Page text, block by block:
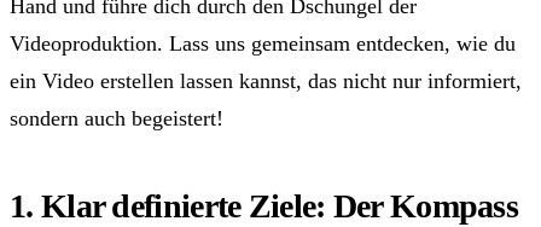
Hand und führe dich durch den Dschungel der
Videoproduktion. Lass uns gemeinsam entdecken, wie du
ein Video erstellen lassen kannst, das nicht nur informiert,
sondern auch begeistert!
1. Klar definierte Ziele: Der Kompass